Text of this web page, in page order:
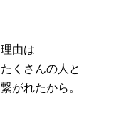
理由は
たくさんの人と
繋がれたから。